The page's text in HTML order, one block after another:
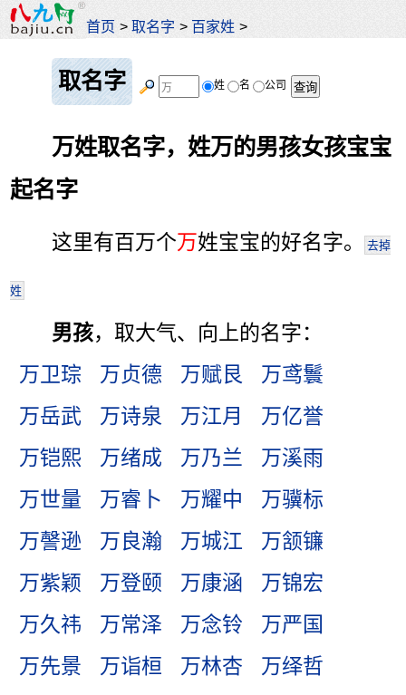
首页 >取名字 > 百家姓 >
取名字 姓 名 公司
万姓取名字，姓万的男孩女孩宝宝
起名字
这里有百万个万姓宝宝的好名字。 去掉
姓
男孩，取大气、向上的名字：
万卫琮
万贞德 万赋艮
万鸢鬟
万岳武
万诗泉 万江月
万亿誉
万铠熙
万绪成 万乃兰
万溪雨
万世量
万睿卜 万耀中
万骥标
万謦逊
万良瀚 万城江
万颔镰
万紫颖
万登颐 万康涵
万锦宏
万久祎
万常泽 万念铃
万严国
万先景
万诣桓 万林杏
万绎哲